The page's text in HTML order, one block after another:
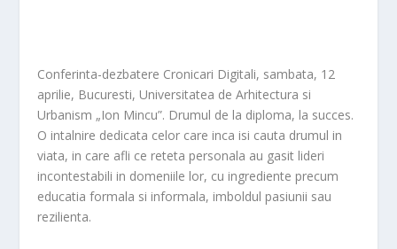
Conferinta-dezbatere Cronicari Digitali, sambata, 12
aprilie, Bucuresti, Universitatea de Arhitectura si
Urbanism „Ion Mincu”. Drumul de la diploma, la succes.
O intalnire dedicata celor care inca isi cauta drumul in
viata, in care afli ce reteta personala au gasit lideri
incontestabili in domeniile lor, cu ingrediente precum
educatia formala si informala, imboldul pasiunii sau
rezilienta.